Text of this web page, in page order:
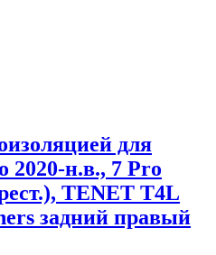
для
2020-н.в., 7 Pro
TENET T4L
задний правый